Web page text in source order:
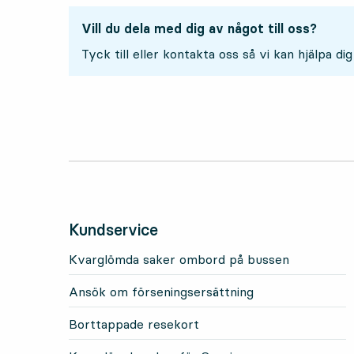
Vill du dela med dig av något till oss?
Tyck till eller kontakta oss så vi kan hjälpa
Kundservice
Kvarglömda saker ombord på bussen
Ansök om förseningsersättning
Borttappade resekort